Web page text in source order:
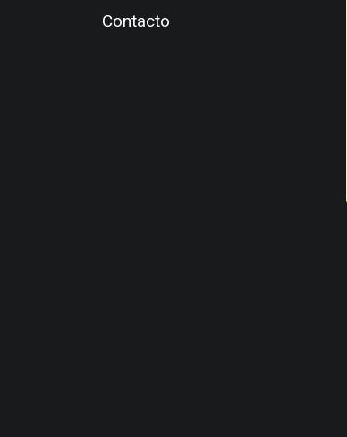
Contacto